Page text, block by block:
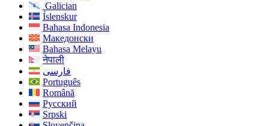
Galician
Íslenskur
Bahasa Indonesia
Македонски
Bahasa Melayu
नेपाली
فارسی
Português
Română
Русский
Srpski